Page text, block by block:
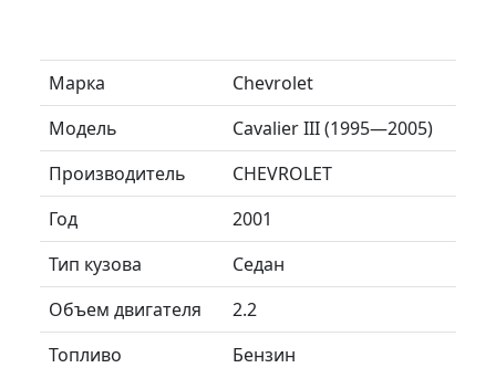
Марка
Chevrolet
Модель
Cavalier III (1995—2005)
Производитель
CHEVROLET
Год
2001
Тип кузова
Седан
Объем двигателя
2.2
Топливо
Бензин